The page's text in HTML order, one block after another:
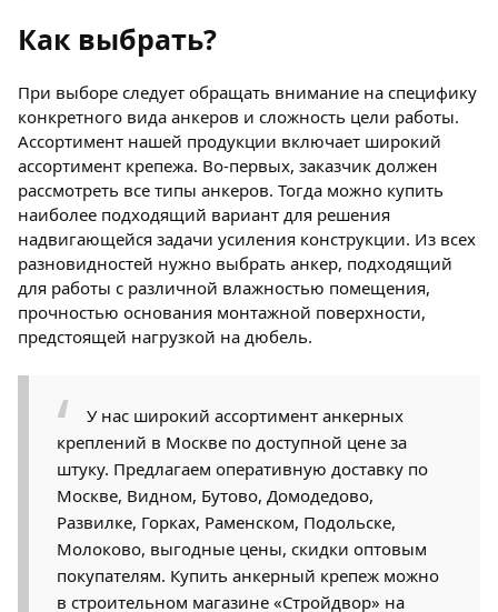
Как выбрать?
При выборе следует обращать внимание на специфику
конкретного вида анкеров и сложность цели работы.
Ассортимент нашей продукции включает широкий
ассортимент крепежа. Во-первых, заказчик должен
рассмотреть все типы анкеров. Тогда можно купить
наиболее подходящий вариант для решения
надвигающейся задачи усиления конструкции. Из всех
разновидностей нужно выбрать анкер, подходящий
для работы с различной влажностью помещения,
прочностью основания монтажной поверхности,
предстоящей нагрузкой на дюбель.
У нас широкий ассортимент анкерных
креплений в Москве по доступной цене за
штуку. Предлагаем оперативную доставку по
Москве, Видном, Бутово, Домодедово,
Развилке, Горках, Раменском, Подольске,
Молоково, выгодные цены, скидки оптовым
покупателям. Купить анкерный крепеж можно
в строительном магазине «Стройдвор» на